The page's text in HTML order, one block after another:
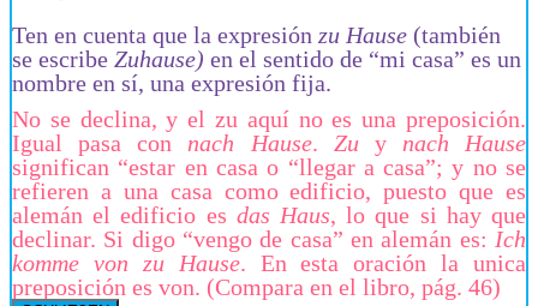
Ten en cuenta que la expresión zu Hause (también
se escribe Zuhause) en el sentido de “mi casa” es un
nombre en sí, una expresión fija.
No se declina, y el zu aquí no es una preposición.
Igual pasa con nach Hause. Zu ynach Hause
significan “estar en casa o “llegar a casa”; y no se
refieren a una casa como edificio, puesto que es
alemán el edificio es das Haus, lo que si hay que
declinar. Si digo “vengo de casa” en alemán es: Ich
komme von zu Hause. En esta oración la unica
preposición es von. (Compara en el libro, pág. 46)